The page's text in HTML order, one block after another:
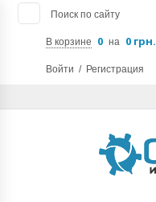
Поиск по сайту
В корзине 0 на 0 грн.
Войти / Регистрация